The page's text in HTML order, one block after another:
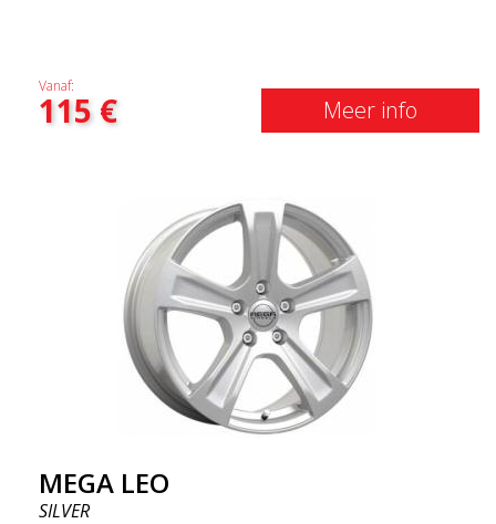
Vanaf:
115€ Meer info
MEGA LEO
SILVER